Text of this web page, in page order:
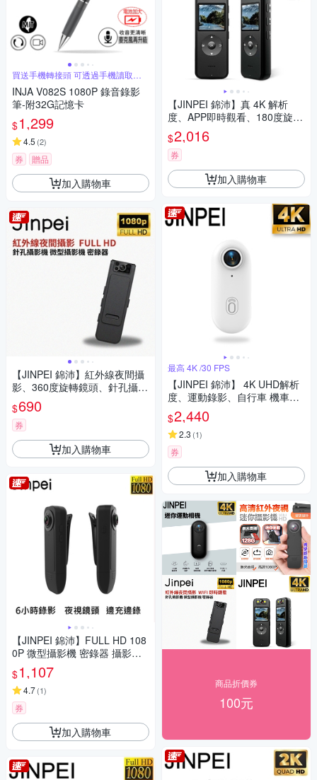
買送手機轉接頭 可透過手機讀取資
料
INJA V082S 1080P 錄音錄影
筆-附32G記憶卡
$1,299
4.5 (2)
券 贈品
加入購物車
【JINPEI 錦沛】紅外線夜間攝
影、360度旋轉鏡頭、針孔攝影
機 微型攝影機 密錄器 JS-05B
$690
券
加入購物車
【JINPEI 錦沛】FULL HD 108
0P 微型攝影機 密錄器 攝影機
可錄音錄影 循環錄影
$1,107
4.7(1)
券
加入購物車
【JINPEI 錦沛】真 4K 解析
度、APP即時觀看、180度旋轉
鏡頭、自行車錄影 針孔 微型攝
影機 密錄器 (贈64GB) JS-06B-
64G
$2,016
券
加入購物車
最高 4K /30 FPS
【JINPEI 錦沛】 4K UHD解析
度、運動錄影、自行車 機車錄
影、微型、寵物攝影機 白色
(贈64GB)JS-10W
$2,440
2.3 (1)
券
加入購物車
商品折價券
100元